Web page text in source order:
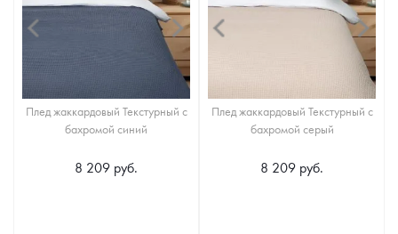
Плед жаккардовый Текстурный с
бахромой синий
8 209 руб.
Плед жаккардовый Текстурный с
бахромой серый
8 209 руб.